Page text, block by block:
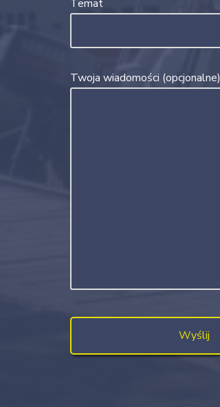
Temat
Twoja wiadomości (opcjonalne)